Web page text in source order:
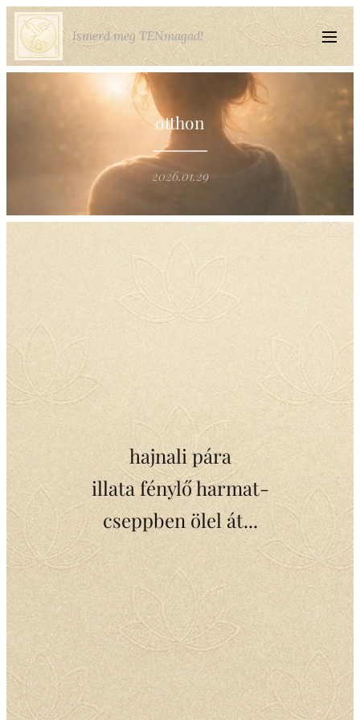
Ismerd meg TENmagad!
otthon
2026.01.29
hajnali pára
illata fénylő harmat-
cseppben ölel át...